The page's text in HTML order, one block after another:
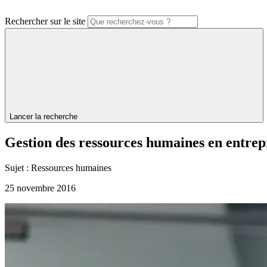
Rechercher sur le site
Lancer la recherche
Gestion des ressources humaines en
Sujet : Ressources humaines
25 novembre 2016